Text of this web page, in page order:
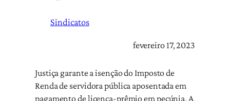
Sindicatos
fevereiro 17, 2023
Justiça garante a isenção do Imposto de
Renda de servidora pública aposentada em
pagamento de licença-prêmio em pecúnia. A